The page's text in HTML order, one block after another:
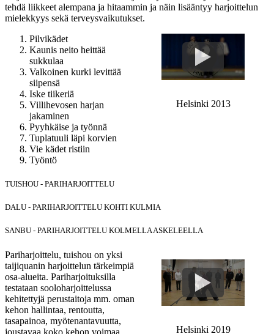
tehdä liikkeet alempana ja hitaammin ja näin lisääntyy harjoittelun
mielekkyys sekä terveysvaikutukset.
Helsinki 2013
Pilvikädet
Kaunis neito heittää
sukkulaa
Valkoinen kurki levittää
siipensä
Iske tiikeriä
Villihevosen harjan
jakaminen
Pyyhkäise ja työnnä
Tuplatuuli läpi korvien
Vie kädet ristiin
Työntö
TUISHOU - PARIHARJOITTELU
DALU - PARIHARJOITTELU KOHTI KULMIA
SANBU - PARIHARJOITTELU KOLMELLA ASKELEELLA
Helsinki 2019
Pariharjoittelu, tuishou on yksi
taijiquanin harjoittelun tärkeimpiä
osa-alueita. Pariharjoituksilla
testataan sooloharjoittelussa
kehitettyjä perustaitoja mm. oman
kehon hallintaa, rentoutta,
tasapainoa, myötenantavuutta,
joustavaa koko kehon voimaa